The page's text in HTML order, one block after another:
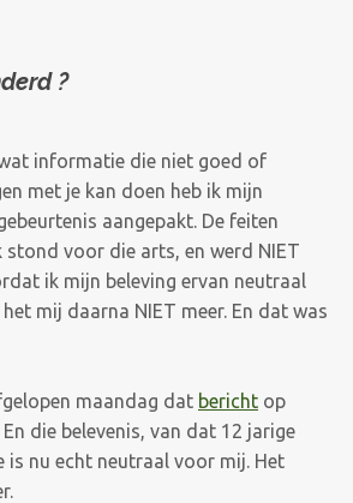
?
informatie die niet goed of
met je kan doen heb ik mijn
aangepakt. De feiten
stond voor die arts, en werd NIET
ik mijn beleving ervan neutraal
mij daarna NIET meer. En dat was
maandag dat bericht op
die belevenis, van dat 12 jarige
is nu echt neutraal voor mij. Het